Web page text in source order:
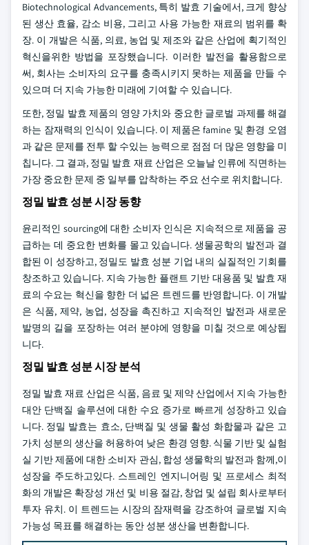
Biotechnological Advancements, 특히 발효 기술에서, 크게 향상
된 생산 효율, 감소 비용, 그리고 사용 가능한 재료의 범위를 확
장. 이 개발은 식품, 의료, 농업 및 제조와 같은 산업에 획기적인
혁신을위한 방법을 포장했습니다. 이러한 발전을 활용함으로
써, 회사는 소비자의 요구를 충족시키지 못하는 제품을 만들 수
있으며 더 지속 가능한 미래에 기여할 수 있습니다.
또한, 정밀 발효 제품의 영양 가치와 중요한 글로벌 과제를 해결
하는 잠재력의 인식이 있습니다. 이 제품은 famine 및 환경 오염
과 같은 문제를 전투 할 수있는 능력으로 점점 더 많은 영향을 미
칩니다. 그 결과, 정밀 발효 재료 산업은 오늘날 인류에 직면하는
가장 중요한 문제 중 일부를 압착하는 주요 선수로 위치합니다.
정밀 발효 성분 시장 동향
윤리적인 sourcing에 대한 소비자 인식은 지속적으로 제품을 공
급하는 데 중요한 변화를 몰고 있습니다. 생물공학의 발전과 결
합된 이 성장하고, 정밀도 발효 성분 기업 내의 실질적인 기회를
창조하고 있습니다. 지속 가능한 플랜트 기반 대용품 및 발효 재
료의 수요는 혁신을 향한 더 넓은 트렌드를 반영합니다. 이 개발
은 식품, 제약, 농업, 성장을 촉진하고 지속적인 발전과 새로운
발명의 길을 포장하는 여러 분야에 영향을 미칠 것으로 예상됩
니다.
정밀 발효 성분 시장 분석
정밀 발효 재료 산업은 식품, 음료 및 제약 산업에서 지속 가능한
대안 단백질 솔루션에 대한 수요 증가로 빠르게 성장하고 있습
니다. 정밀 발효는 효소, 단백질 및 생물 활성 화합물과 같은 고
가치 성분의 생산을 허용하여 낮은 환경 영향. 식물 기반 및 실험
실 기반 제품에 대한 소비자 관심, 합성 생물학의 발전과 함께,이
성장을 주도하고있다. 스트레인 엔지니어링 및 프로세스 최적
화의 개발은 확장성 개선 및 비용 절감, 창업 및 설립 회사로부터
투자 유치. 이 트렌드는 시장의 잠재력을 강조하여 글로벌 지속
가능성 목표를 해결하는 동안 성분 생산을 변환합니다.